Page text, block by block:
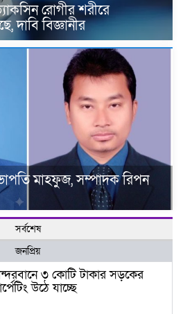
রোগীর শরীরে
দাবি বিজ্ঞানীর
মাহফুজ, সম্পাদক রিপন
সর্বশেষ
জনপ্রিয়
৩ কোটি টাকার সড়কের
উঠে যাচ্ছে